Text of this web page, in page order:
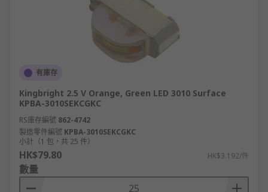
有庫存
Kingbright 2.5 V Orange, Green LED 3010 Surface
KPBA-3010SEKCGKC
RS庫存編號 862-4742
製造零件編號 KPBA-3010SEKCGKC
小計（1 包，共 25 件）
HK$79.80 HK$3.192/件
數量